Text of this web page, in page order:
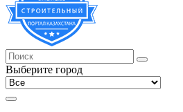
Выберите город